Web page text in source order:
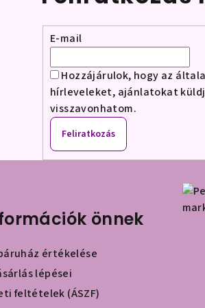
E-mail
Hozzájárulok, hogy az
hírleveleket, ajánlatokat
visszavonhatom.
Feliratkozás
önnek
értékelése
lépései
feltételek (ÁSZF)